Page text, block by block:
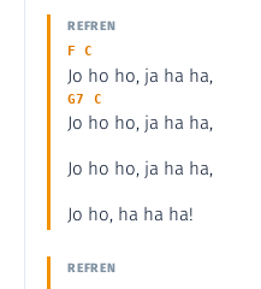
REFREN
F C
Jo ho ho, ja ha ha,
G7 C
Jo ho ho, ja ha ha,
Jo ho ho, ja ha ha,
Jo ho, ha ha ha!
REFREN